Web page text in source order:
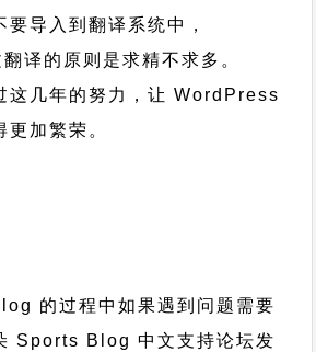
导入到翻译系统中，
译的原则 是求精不求多。
这几年的努力，让 WordPress
加繁荣。
的过程中如果遇到问题需要
Sports Blog 中文支持论坛发